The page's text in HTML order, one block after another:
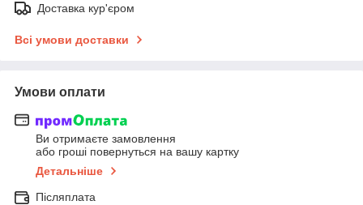
Доставка кур'єром
Всі умови доставки
Умови оплати
Ви отримаєте замовлення
або гроші повернуться на вашу картку
Детальніше
Післяплата